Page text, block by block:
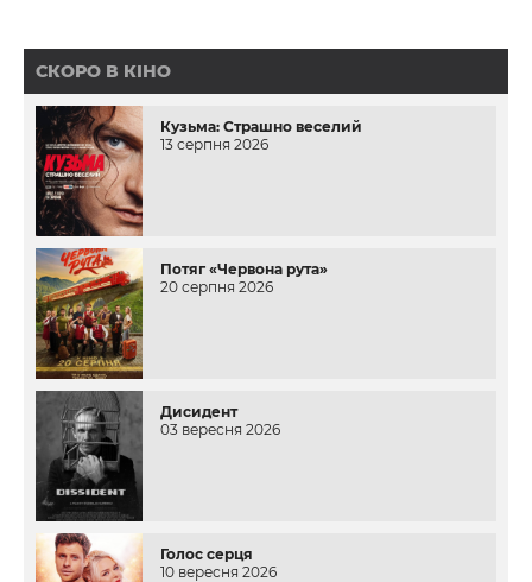
СКОРО В КІНО
Кузьма: Страшно веселий
13 серпня 2026
Потяг «Червона рута»
20 серпня 2026
Дисидент
03 вересня 2026
Голос серця
10 вересня 2026